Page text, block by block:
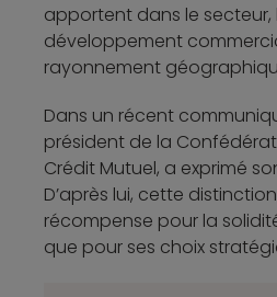
apportent dans le secteur,
développement
rayonnement
Dans un récent
président de la
Crédit Mutuel, a exprimé
D’après lui, cette
récompense pour la
que pour ses choix